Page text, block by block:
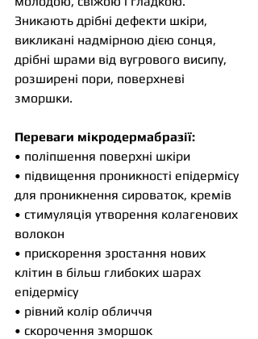
Зникають дрібні дефекти шкіри,
викликані надмірною дією сонця,
дрібні шрами від вугрового висипу,
розширені пори, поверхневі
зморшки.
Переваги мікродермабразії:
• поліпшення поверхні шкіри
• підвищення проникності епідермісу
для проникнення сироваток, кремів
• стимуляція утворення колагенових
волокон
• прискорення зростання нових
клітин в більш глибоких шарах
епідермісу
• рівний колір обличчя
• скорочення зморшок